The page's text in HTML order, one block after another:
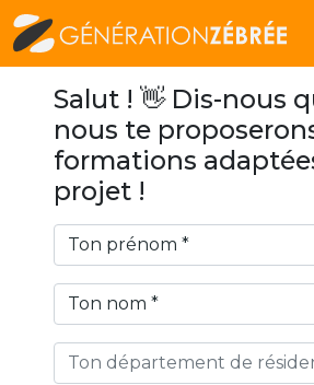
Salut ! 👋 Dis-nous
nous te
formations
projet !
Ton département de